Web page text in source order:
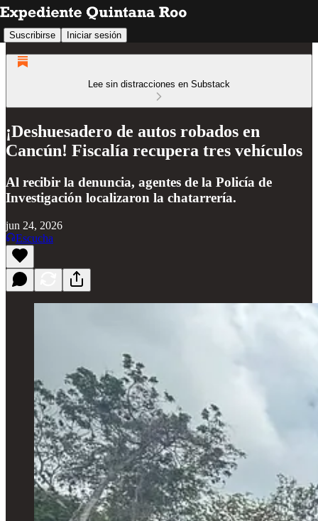
Suscribirse Iniciar sesión
Lee sin distracciones en Substack
¡Deshuesadero de autos robados en
Cancún! Fiscalía recupera tres vehículos
Al recibir la denuncia, agentes de la Policía de
Investigación localizaron la chatarrería.
jun 24, 2026
Escucha